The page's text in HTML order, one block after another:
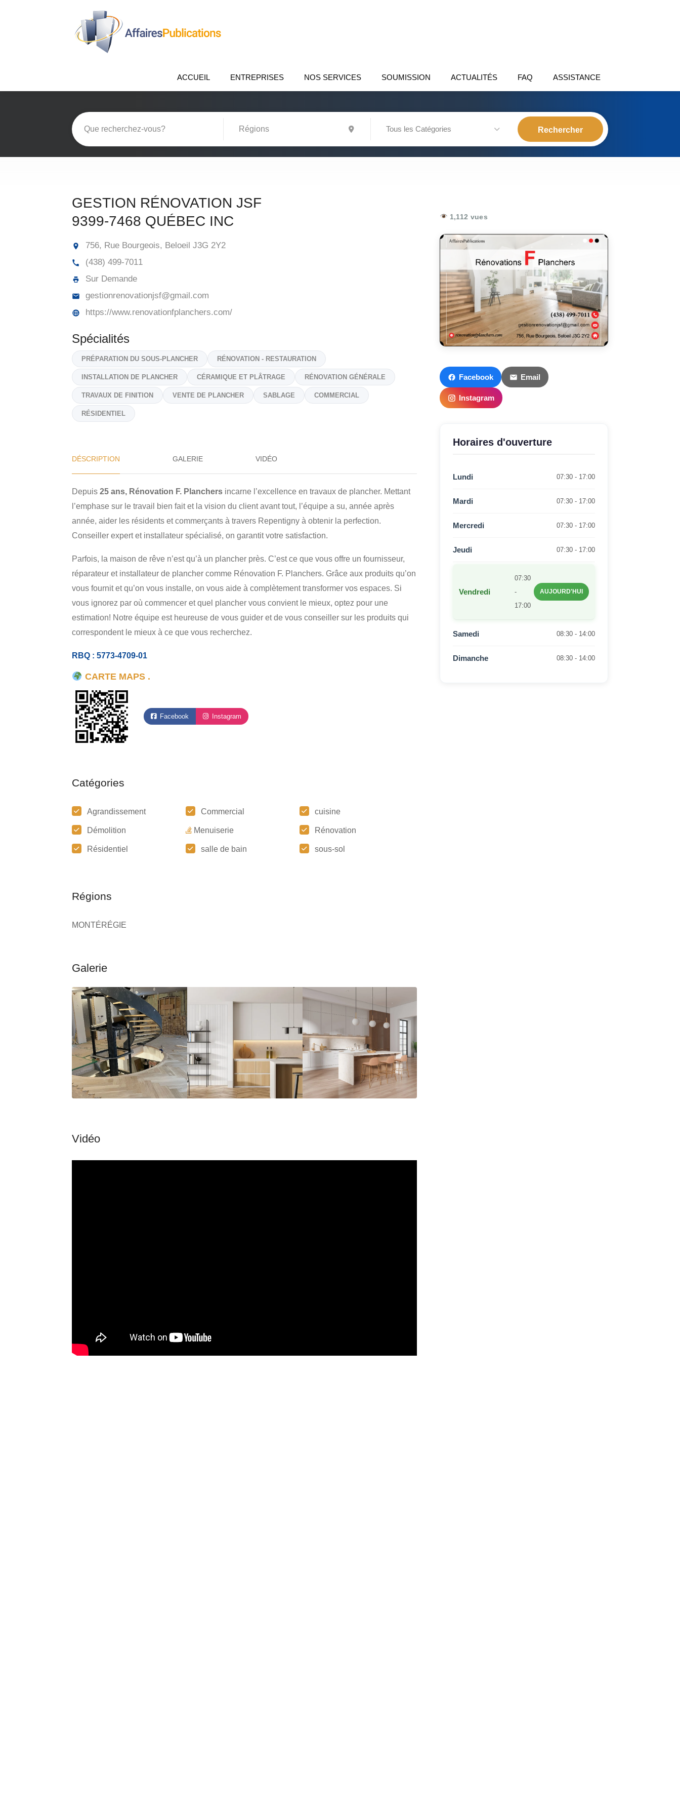
ACCUEIL ENTREPRISES NOS SERVICES SOUMISSION ACTUALITÉS FAQ ASSISTANCE
Tous les Catégories
GESTION RÉNOVATION JSF
9399-7468 QUÉBEC INC
756, Rue Bourgeois, Beloeil J3G 2Y2
(438) 499-7011
Sur Demande
gestionrenovationjsf@gmail.com
https://www.renovationfplanchers.com/
Spécialités
PRÉPARATION DU SOUS-PLANCHER RÉNOVATION - RESTAURATION
INSTALLATION DE PLANCHER CÉRAMIQUE ET PLÂTRAGE RÉNOVATION GÉNÉRALE
TRAVAUX DE FINITION VENTE DE PLANCHER SABLAGE COMMERCIAL
RÉSIDENTIEL
DÉSCRIPTION GALERIE VIDÉO
Depuis 25 ans, Rénovation F. Planchers incarne l’excellence en travaux de plancher. Mettant
l’emphase sur le travail bien fait et la vision du client avant tout, l’équipe a su, année après
année, aider les résidents et commerçants à travers Repentigny à obtenir la perfection.
Conseiller expert et installateur spécialisé, on garantit votre satisfaction.
Parfois, la maison de rêve n’est qu’à un plancher près. C’est ce que vous offre un fournisseur,
réparateur et installateur de plancher comme Rénovation F. Planchers. Grâce aux produits qu’on
vous fournit et qu’on vous installe, on vous aide à complètement transformer vos espaces. Si
vous ignorez par où commencer et quel plancher vous convient le mieux, optez pour une
estimation! Notre équipe est heureuse de vous guider et de vous conseiller sur les produits qui
correspondent le mieux à ce que vous recherchez.
RBQ : 5773-4709-01
CARTE MAPS .
Facebook Instagram
Catégories
Agrandissement Commercial cuisine
Démolition Menuiserie Rénovation
Résidentiel salle de bain sous-sol
Régions
MONTÉRÉGIE
1,112 vues
Facebook Email
Instagram
Horaires d'ouverture
Lundi 07:30 - 17:00
Mardi 07:30 - 17:00
Mercredi 07:30 - 17:00
Jeudi 07:30 - 17:00
Vendredi
07:30
-
17:00
AUJOURD'HUI
Samedi 08:30 - 14:00
Dimanche 08:30 - 14:00